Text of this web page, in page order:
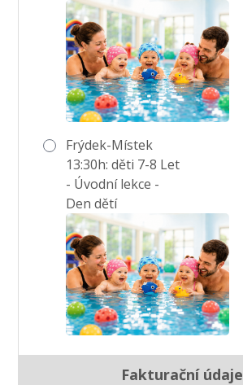
Frýdek-Místek
13:30h: děti 7-8 Let
- Úvodní lekce -
Den dětí
Fakturační údaje